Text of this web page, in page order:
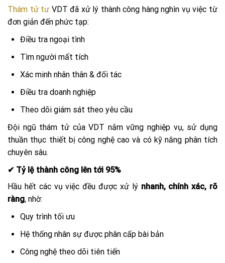
Thám tử tư VDT đã xử lý thành công hàng nghìn vụ việc từ
đơn giản đến phức tạp:
Điều tra ngoại tình
Tìm người mất tích
Xác minh nhân thân & đối tác
Điều tra doanh nghiệp
Theo dõi giám sát theo yêu cầu
Đội ngũ thám tử của VDT nắm vững nghiệp vụ, sử dụng
thuần thục thiết bị công nghệ cao và có kỹ năng phân tích
chuyên sâu.
✔ Tỷ lệ thành công lên tới 95%
Hầu hết các vụ việc đều được xử lý nhanh, chính xác, rõ
ràng, nhờ:
Quy trình tối ưu
Hệ thống nhân sự được phân cấp bài bản
Công nghệ theo dõi tiên tiến